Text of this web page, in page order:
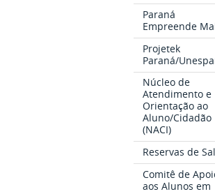
Paraná
Empreende
Projetek
Paraná/
Núcleo de
Atendimento e
Orientação ao
Aluno/Cidadão
(NACI)
Reservas de
Comitê de
aos Alunos em